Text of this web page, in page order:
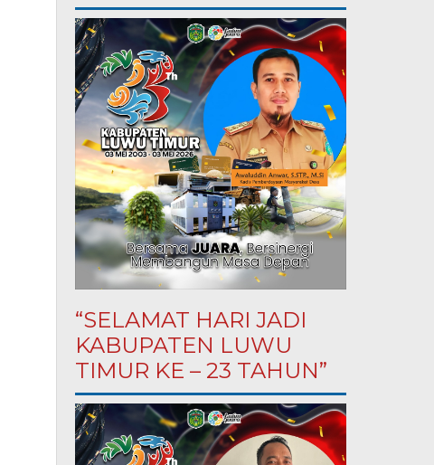
“SELAMAT HARI JADI
KABUPATEN LUWU
TIMUR KE – 23 TAHUN”